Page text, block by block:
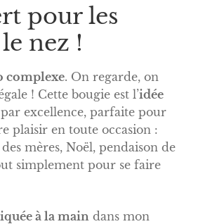
pour les
nez !
complexe. On regarde, on
! Cette bougie est l’idée
excellence, parfaite pour
plaisir en toute occasion :
mères, Noël, pendaison de
simplement pour se faire
à la main dans mon